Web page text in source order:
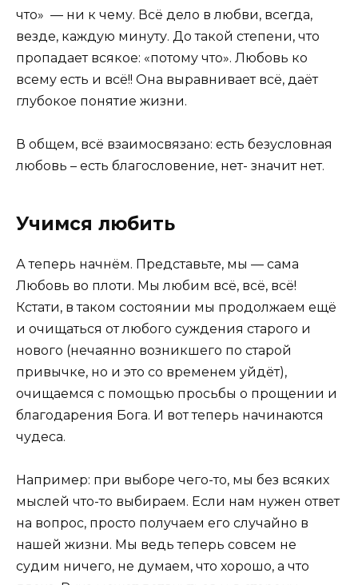
что» — ни к чему. Всё дело в любви, всегда,
везде, каждую минуту. До такой степени, что
пропадает всякое: «потому что». Любовь ко
всему есть и всё!! Она выравнивает всё, даёт
глубокое понятие жизни.
В общем, всё взаимосвязано: есть безусловная
любовь – есть благословение, нет- значит нет.
Учимся любить
А теперь начнём. Представьте, мы — сама
Любовь во плоти. Мы любим всё, всё, всё!
Кстати, в таком состоянии мы продолжаем ещё
и очищаться от любого суждения старого и
нового (нечаянно возникшего по старой
привычке, но и это со временем уйдёт),
очищаемся с помощью просьбы о прощении и
благодарения Бога. И вот теперь начинаются
чудеса.
Например: при выборе чего-то, мы без всяких
мыслей что-то выбираем. Если нам нужен ответ
на вопрос, просто получаем его случайно в
нашей жизни. Мы ведь теперь совсем не
судим ничего, не думаем, что хорошо, а что